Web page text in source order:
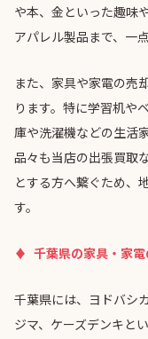
や本、金といった趣味
アパレル製品まで、一
また、家具や家電の売
ります。特に学習机や
庫や洗濯機などの生活
品々も当店の出張買取
とする方へ繋ぐため、
す。
千葉県の家具・家
千葉県には、ヨドバシ
ジマ、ケーズデンキと